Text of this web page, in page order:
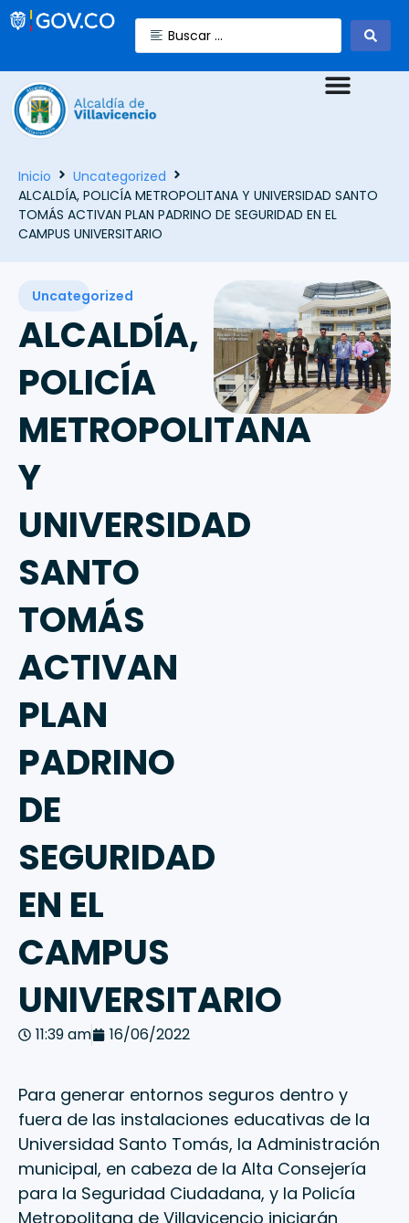
Inicio
Uncategorized
ALCALDÍA, POLICÍA METROPOLITANA Y UNIVERSIDAD SANTO
TOMÁS ACTIVAN PLAN PADRINO DE SEGURIDAD EN EL
CAMPUS UNIVERSITARIO
Uncategorized
ALCALDÍA,
POLICÍA
METROPOLITANA
Y
UNIVERSIDAD
SANTO
TOMÁS
ACTIVAN
PLAN
PADRINO
DE
SEGURIDAD
EN EL
CAMPUS
UNIVERSITARIO
11:39 am 16/06/2022
Para generar entornos seguros dentro y
fuera de las instalaciones educativas de la
Universidad Santo Tomás, la Administración
municipal, en cabeza de la Alta Consejería
para la Seguridad Ciudadana, y la Policía
Metropolitana de Villavicencio iniciarán